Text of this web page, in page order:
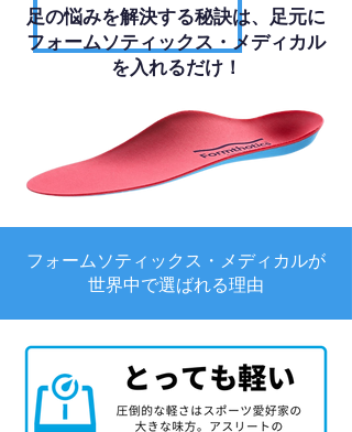
足の悩みを解決する秘訣は、足元に
フォームソティックス・メディカル
を入れるだけ！
フォームソティックス・メディカルが
世界中で選ばれる理由